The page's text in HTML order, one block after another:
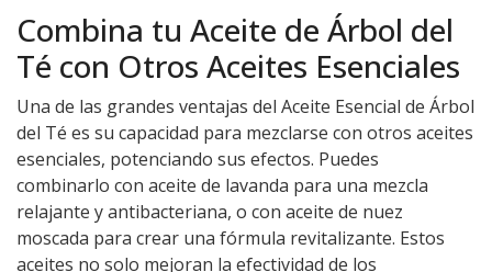
Combina tu Aceite de Árbol del
Té con Otros Aceites Esenciales
Una de las grandes ventajas del Aceite Esencial de Árbol
del Té es su capacidad para mezclarse con otros aceites
esenciales, potenciando sus efectos. Puedes
combinarlo con aceite de lavanda para una mezcla
relajante y antibacteriana, o con aceite de nuez
moscada para crear una fórmula revitalizante. Estos
aceites no solo mejoran la efectividad de los